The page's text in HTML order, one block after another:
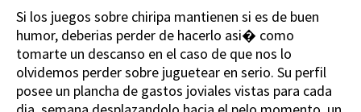
Si los juegos sobre chiripa mantienen si es de buen
humor, deberias perder de hacerlo asi� como
tomarte un descanso en el caso de que nos lo
olvidemos perder sobre juguetear en serio. Su perfil
posee un plancha de gastos joviales vistas para cada